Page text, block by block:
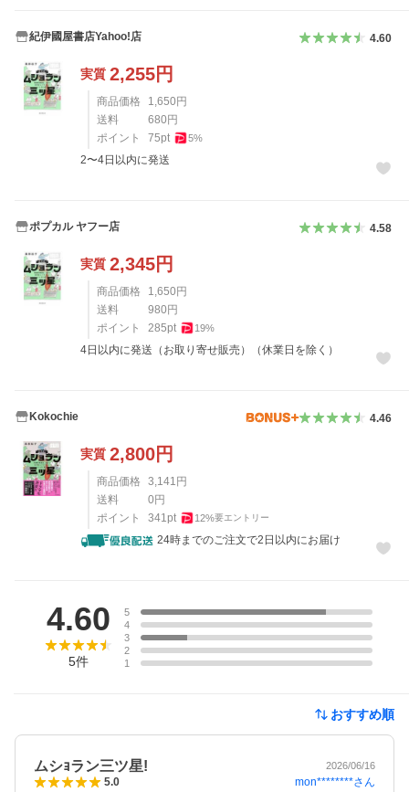
紀伊國屋書店Yahoo!店 4.60
実質 2,255円
商品価格 1,650円
送料
680円
ポイント
75pt 5%
2〜4日以内に発送
ポプカル ヤフー店 4.58
実質 2,345円
商品価格 1,650円
送料
980円
ポイント
285pt 19%
4日以内に発送（お取り寄せ販売）（休業日を除く）
Kokochie 4.46
実質 2,800円
商品価格 3,141 円
送料
0円
ポイント
341 pt 12%要エントリー
24時までのご注文で2日以内にお届け
4.60
5件
5
4
3
2
1
おすすめ順
ムシｮラン三ツ星! 2026/06/16
5.0 mon********さん